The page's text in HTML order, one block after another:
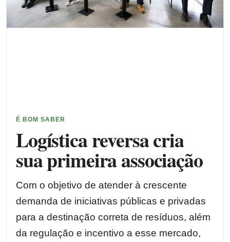
É BOM SABER
Logística reversa cria
sua primeira associação
Com o objetivo de atender à crescente
demanda de iniciativas públicas e privadas
para a destinação correta de resíduos, além
da regulação e incentivo a esse mercado,